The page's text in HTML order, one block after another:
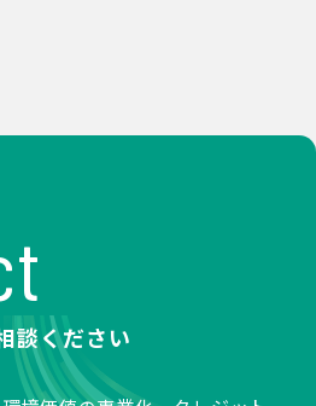
談ください